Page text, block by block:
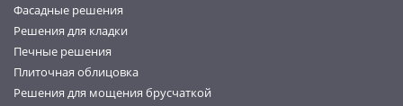
Фасадные решения
Решения для кладки
Печные решения
Плиточная облицовка
Решения для мощения брусчаткой